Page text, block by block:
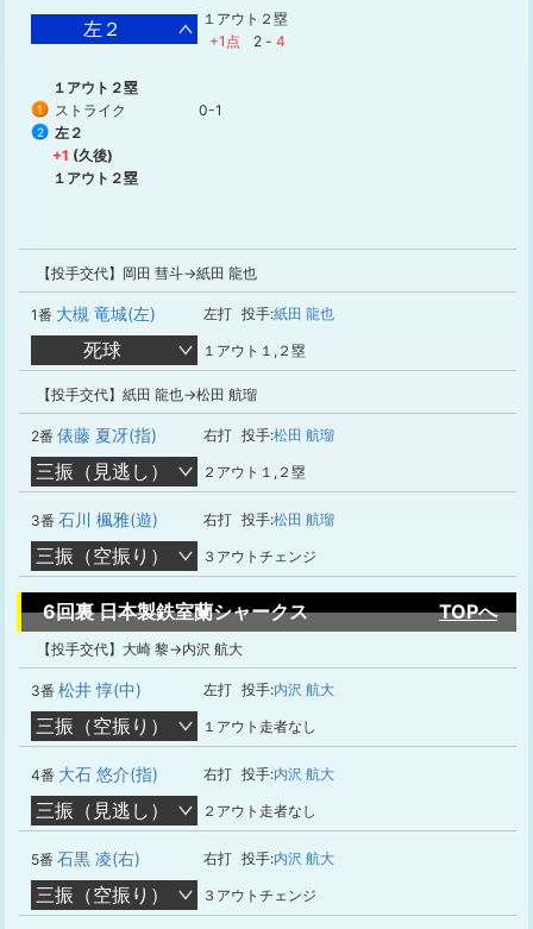
左２
１アウト２塁
+1点
2 - 4
１アウト２塁
1 ストライク 0-1
2
左２
+1 (久後)
１アウト２塁
【投手交代】岡田 彗斗→紙田 龍也
1番 大槻 竜城(左) 左打 投手:紙田 龍也
死球 １アウト１,２塁
【投手交代】紙田 龍也→松田 航瑠
2番 俵藤 夏冴(指) 右打 投手:松田 航瑠
三振（見逃し） ２アウト１,２塁
3番 石川 楓雅(遊) 右打 投手:松田 航瑠
三振（空振り） ３アウトチェンジ
6回裏 日本製鉄室蘭シャークス TOPへ
【投手交代】大崎 黎→内沢 航大
3番 松井 惇(中) 左打 投手:内沢 航大
三振（空振り） １アウト走者なし
4番 大石 悠介(指) 右打 投手:内沢 航大
三振（見逃し） ２アウト走者なし
5番 石黒 凌(右) 右打 投手:内沢 航大
三振（空振り） ３アウトチェンジ